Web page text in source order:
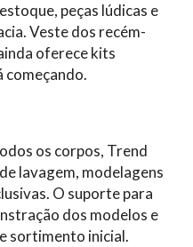
peças lúdicas e
Veste dos recém-
oferece kits
começando.
os corpos, Trend
lavagem, modelagens
O suporte para
dos modelos e
sortimento inicial.